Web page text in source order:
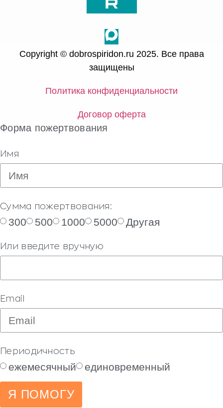
Copyright © dobrospiridon.ru 2025. Все права
защищены
Политика конфиденциальности
Договор оферта
Форма пожертвования
Имя
Сумма пожертвования:
300 500 1000 5000 Другая
Или введите вручную
Email
Периодичность
ежемесячный единовременный
Я ПОМОГУ